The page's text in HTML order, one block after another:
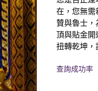
在，您無需
贊與魯士，
頂與貼金
扭轉乾坤，
查詢成功率